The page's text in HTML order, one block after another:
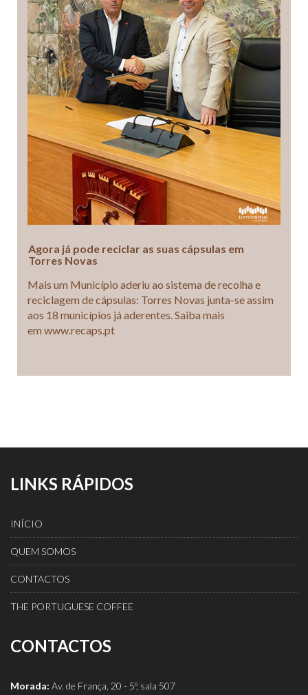
Agora já pode reciclar as suas cápsulas em
Torres Novas
Mais um Município aderiu ao sistema de recolha e
reciclagem de cápsulas: Torres Novas junta-se assim
aos 18 municípios já aderentes. Saiba mais
em www.recaps.pt
LINKS RÁPIDOS
INÍCIO
QUEM SOMOS
CONTACTOS
THE PORTUGUESE COFFEE
CONTACTOS
Morada: Av. de França, 20 - 5º, sala 507